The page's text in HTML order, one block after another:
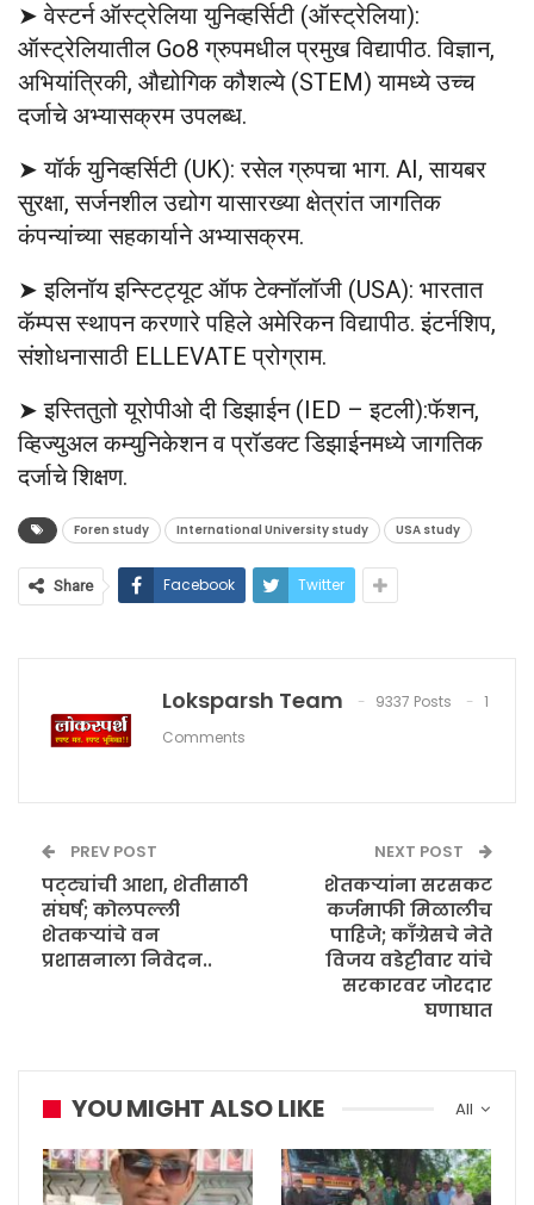
➤ वेस्टर्न ऑस्ट्रेलिया युनिव्हर्सिटी (ऑस्ट्रेलिया):
ऑस्ट्रेलियातील Go8 ग्रुपमधील प्रमुख विद्यापीठ. विज्ञान,
अभियांत्रिकी, औद्योगिक कौशल्ये (STEM) यामध्ये उच्च
दर्जाचे अभ्यासक्रम उपलब्ध.
➤ यॉर्क युनिव्हर्सिटी (UK): रसेल ग्रुपचा भाग. AI, सायबर
सुरक्षा, सर्जनशील उद्योग यासारख्या क्षेत्रांत जागतिक
कंपन्यांच्या सहकार्याने अभ्यासक्रम.
➤ इलिनॉय इन्स्टिट्यूट ऑफ टेक्नॉलॉजी (USA): भारतात
कॅम्पस स्थापन करणारे पहिले अमेरिकन विद्यापीठ. इंटर्नशिप,
संशोधनासाठी ELLEVATE प्रोग्राम.
➤ इस्तितुतो यूरोपीओ दी डिझाईन (IED – इटली):फॅशन,
व्हिज्युअल कम्युनिकेशन व प्रॉडक्ट डिझाईनमध्ये जागतिक
दर्जाचे शिक्षण.
Foren study International University study USA study
Share Facebook Twitter
Loksparsh Team 9337 Posts
1
Comments
PREV POST
पट्ट्यांची आशा, शेतीसाठी
संघर्ष; कोलपल्ली
शेतकऱ्यांचे वन
प्रशासनाला निवेदन..
NEXT POST
शेतकऱ्यांना सरसकट
कर्जमाफी मिळालीच
पाहिजे; काँग्रेसचे नेते
विजय वडेट्टीवार यांचे
सरकारवर जोरदार
घणाघात
All
YOU MIGHT ALSO LIKE